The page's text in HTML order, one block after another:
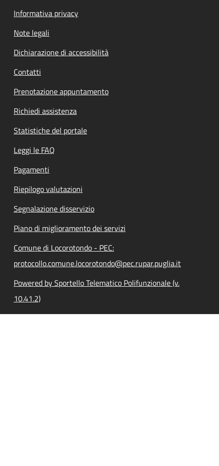
Informativa privacy
Note legali
Dichiarazione di accessibilità
Contatti
Prenotazione appuntamento
Richiedi assistenza
Statistiche del portale
Leggi le FAQ
Pagamenti
Riepilogo valutazioni
Segnalazione disservizio
Piano di miglioramento dei servizi
Comune di Locorotondo - PEC:
protocollo.comune.locorotondo@pec.rupar.puglia.it
Powered by Sportello Telematico Polifunzionale (v.
10.41.2)